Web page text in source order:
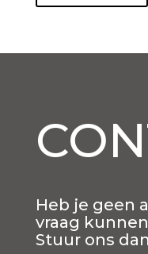
Heb je geen
vraag
Stuur ons